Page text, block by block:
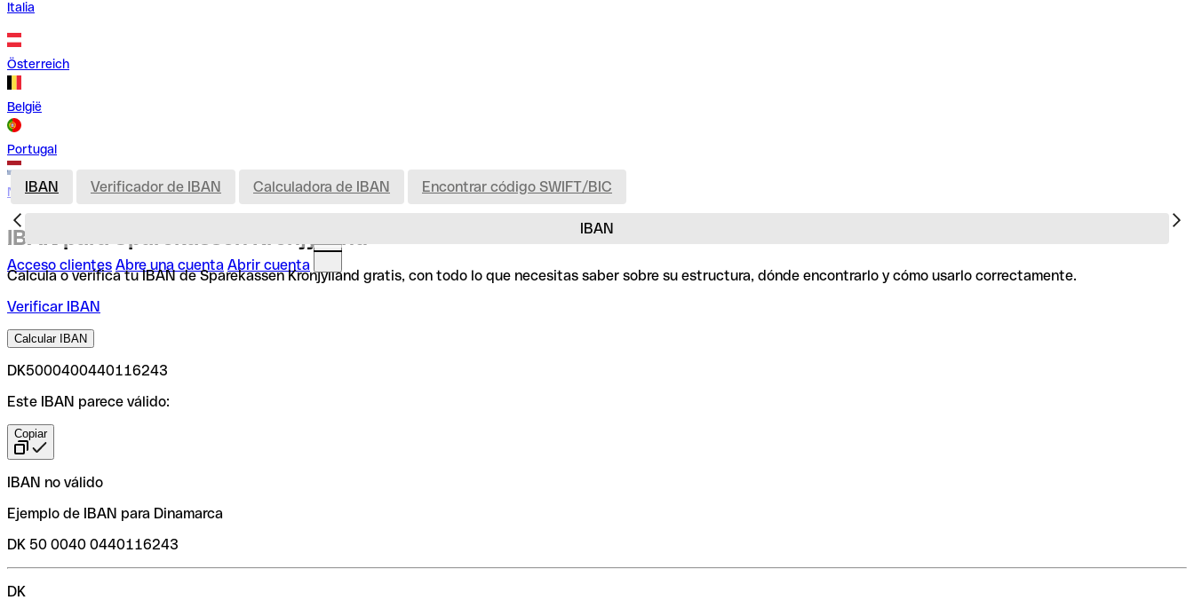
Italia
Österreich
België
Portugal
Nederland
Acceso clientes Abre una cuenta Abrir cuenta
IBAN
IBAN Verificador de IBAN Calculadora de IBAN Encontrar código SWIFT/BIC
IBAN para Sparekassen Kronjylland
Calcula o verifica tu IBAN de Sparekassen Kronjylland gratis, con todo lo que necesitas saber sobre su estructura, dónde encontrarlo y cómo usarlo correctamente.
Verificar IBAN
Calcular IBAN
DK5000400440116243
Este IBAN parece válido:
Copiar
IBAN no válido
Ejemplo de IBAN para Dinamarca
DK 50 0040 0440116243
DK